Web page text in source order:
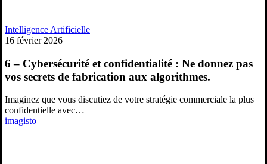
Intelligence Artificielle6
et
confidentialité
:
donnez
16 février 2026
6 – Cybersécurité et confidentialité : Ne donnez pas
vos secrets de fabrication aux algorithmes.
Imaginez que vous discutiez de votre stratégie commerciale la plus
confidentielle avec…
imagisto